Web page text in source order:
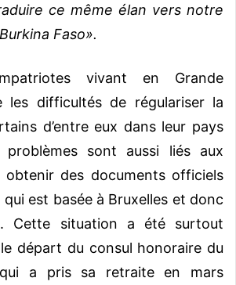
ce même élan vers notre
Faso».
vivant en Grande
les difficultés de régulariser la
d’entre eux dans leur pays
problèmes sont aussi liés aux
obtenir des documents officiels
qui est basée à Bruxelles et donc
Cette situation a été surtout
départ du consul honoraire du
a pris sa retraite en mars